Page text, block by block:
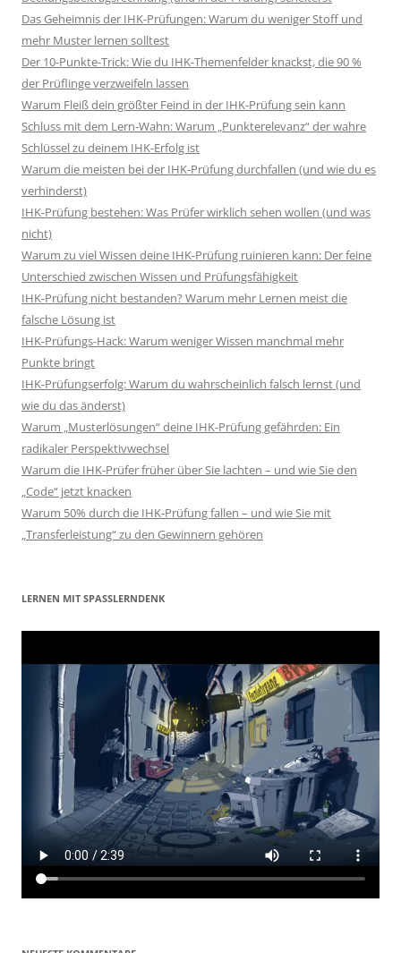
Das Geheimnis der IHK-Prüfungen: Warum du weniger Stoff und
mehr Muster lernen solltest
Der 10-Punkte-Trick: Wie du IHK-Themenfelder knackst, die 90 %
der Prüflinge verzweifeln lassen
Warum Fleiß dein größter Feind in der IHK-Prüfung sein kann
Schluss mit dem Lern-Wahn: Warum „Punkterelevanz“ der wahre
Schlüssel zu deinem IHK-Erfolg ist
Warum die meisten bei der IHK-Prüfung durchfallen (und wie du es
verhinderst)
IHK-Prüfung bestehen: Was Prüfer wirklich sehen wollen (und was
nicht)
Warum zu viel Wissen deine IHK-Prüfung ruinieren kann: Der feine
Unterschied zwischen Wissen und Prüfungsfähigkeit
IHK-Prüfung nicht bestanden? Warum mehr Lernen meist die
falsche Lösung ist
IHK-Prüfungs-Hack: Warum weniger Wissen manchmal mehr
Punkte bringt
IHK-Prüfungserfolg: Warum du wahrscheinlich falsch lernst (und
wie du das änderst)
Warum „Musterlösungen“ deine IHK-Prüfung gefährden: Ein
radikaler Perspektivwechsel
Warum die IHK-Prüfer früher über Sie lachten – und wie Sie den
„Code“ jetzt knacken
Warum 50% durch die IHK-Prüfung fallen – und wie Sie mit
„Transferleistung“ zu den Gewinnern gehören
LERNEN MIT SPASSLERNDENK